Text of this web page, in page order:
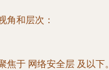
角和层次：
焦于 网络安全层 及以下